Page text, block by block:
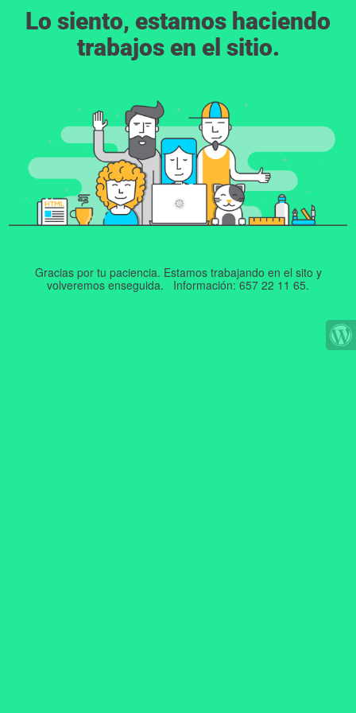
Lo siento, estamos haciendo
trabajos en el sitio.
Gracias por tu paciencia. Estamos trabajando en el sito y
volveremos enseguida. Información: 657 22 11 65.